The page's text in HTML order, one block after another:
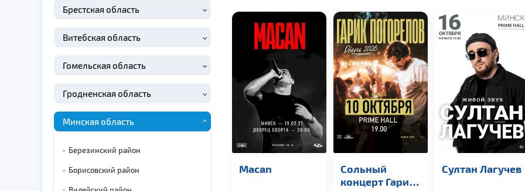
Брестская область
Витебская область
Гомельская область
Гродненская область
Минская область
Березинский район
Борисовский район
Сольный
Султан Лагучев КОБЯКОВ